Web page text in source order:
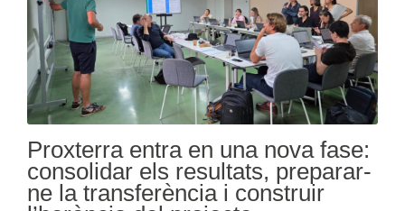
Proxterra entra en una nova fase:
consolidar els resultats, preparar-
ne la transferència i construir